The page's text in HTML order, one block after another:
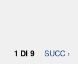
1 DI 9
SUCC ›